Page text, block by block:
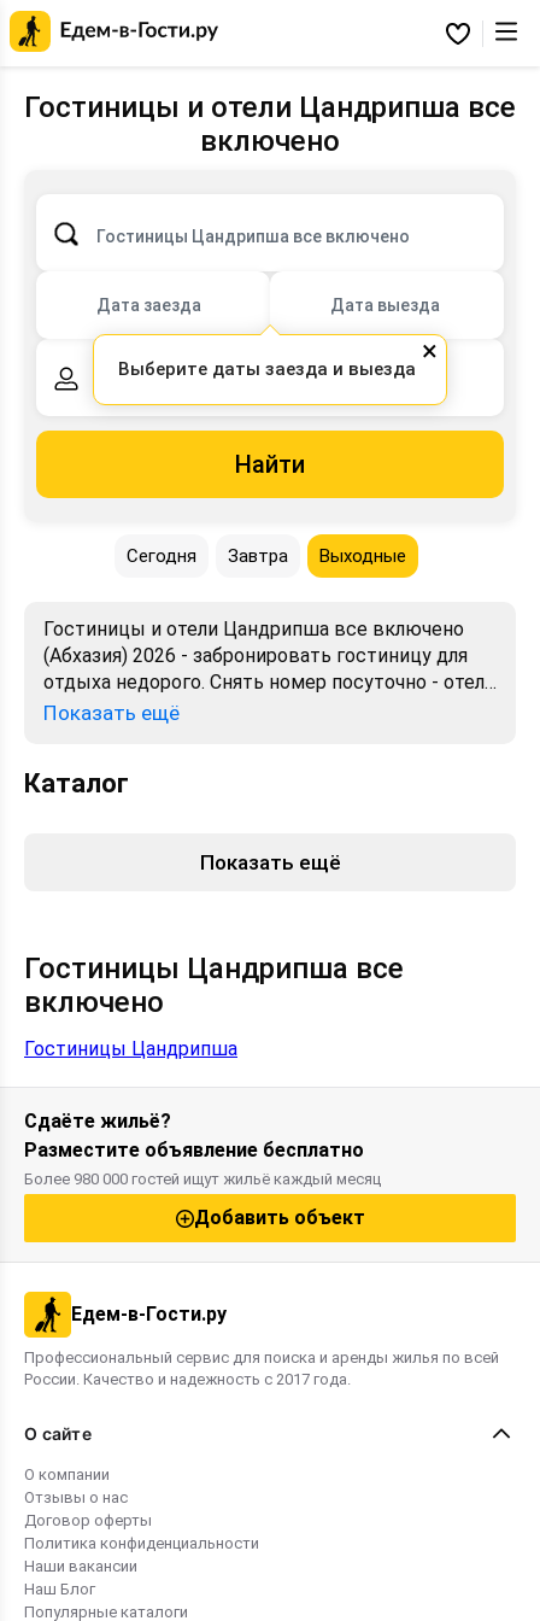
Избранное
Гостиницы и отели Цандрипша все
включено
Гостиницы Цандрипша все включено
Дата заезда Дата выезда
2 взрослых, 0 детей
Найти
Сегодня Завтра Выходные
Гостиницы и отели Цандрипша все включено
(Абхазия) 2026 - забронировать гостиницу для
отдыха недорого. Снять номер посуточно - отели
в Цандрипше. Лучшие цены, отзывы, фото,
выбор.
Показать ещё
Каталог
Показать ещё
Гостиницы Цандрипша все
включено
Гостиницы Цандрипша
Сдаёте жильё?
Разместите объявление бесплатно
Более 980 000 гостей ищут жильё каждый месяц
Добавить объект
Едем-в-Гости.ру
Профессиональный сервис для поиска и аренды жилья по всей
России. Качество и надежность с 2017 года.
О сайте
О компании
Отзывы о нас
Договор оферты
Политика конфиденциальности
Наши вакансии
Наш Блог
Популярные каталоги
×
Выберите даты заезда и выезда